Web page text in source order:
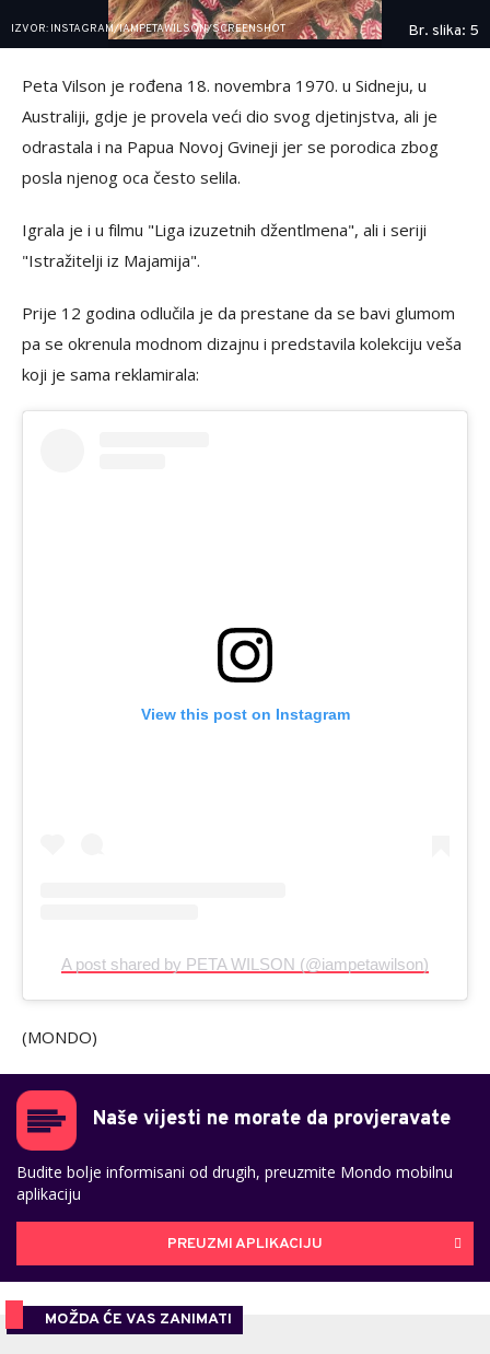
IZVOR: INSTAGRAM/IAMPETAWILSON/SCREENSHOT Br. slika: 5
Peta Vilson je rođena 18. novembra 1970. u Sidneju, u
Australiji, gdje je provela veći dio svog djetinjstva, ali je
odrastala i na Papua Novoj Gvineji jer se porodica zbog
posla njenog oca često selila.
Igrala je i u filmu "Liga izuzetnih džentlmena", ali i seriji
"Istražitelji iz Majamija".
Prije 12 godina odlučila je da prestane da se bavi glumom
pa se okrenula modnom dizajnu i predstavila kolekciju veša
koji je sama reklamirala:
View this post on Instagram
A post shared by PETA WILSON (@iampetawilson)
(MONDO)
Naše vijesti ne morate da provjeravate
Budite bolje informisani od drugih, preuzmite Mondo mobilnu
aplikaciju
PREUZMI APLIKACIJU
MOŽDA ĆE VAS ZANIMATI